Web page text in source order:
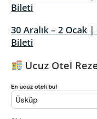
Bileti
30 Aralık – 2 Ocak
Bileti
Ucuz Otel